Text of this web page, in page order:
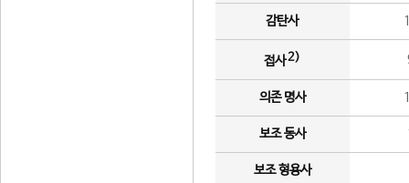
감탄사
접사2)
의존 명사
보조 동사
보조 형용사